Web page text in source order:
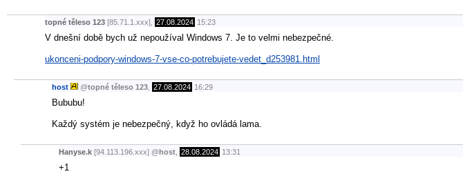
topné těleso 123 [85.71.1.xxx], 27.08.2024 15:23
V dnešní době bych už nepoužíval Windows 7. Je to velmi nebezpečné.
ukonceni-podpory-windows-7-vse-co-potrebujete-vedet_d253981.html
host @topné těleso 123 27.08.2024 16:29
Bububu!
Každý systém je nebezpečný, když ho ovládá lama.
Hanyse.k [94.113.196.xxx] @host 28.08.2024 13:31
+1